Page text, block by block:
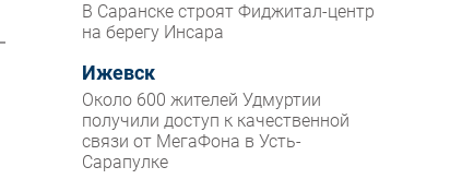
В Саранске строят Фиджитал-центр
на берегу Инсара
Ижевск
Около 600 жителей Удмуртии
получили доступ к качественной
связи от МегаФона в Усть-
Сарапулке